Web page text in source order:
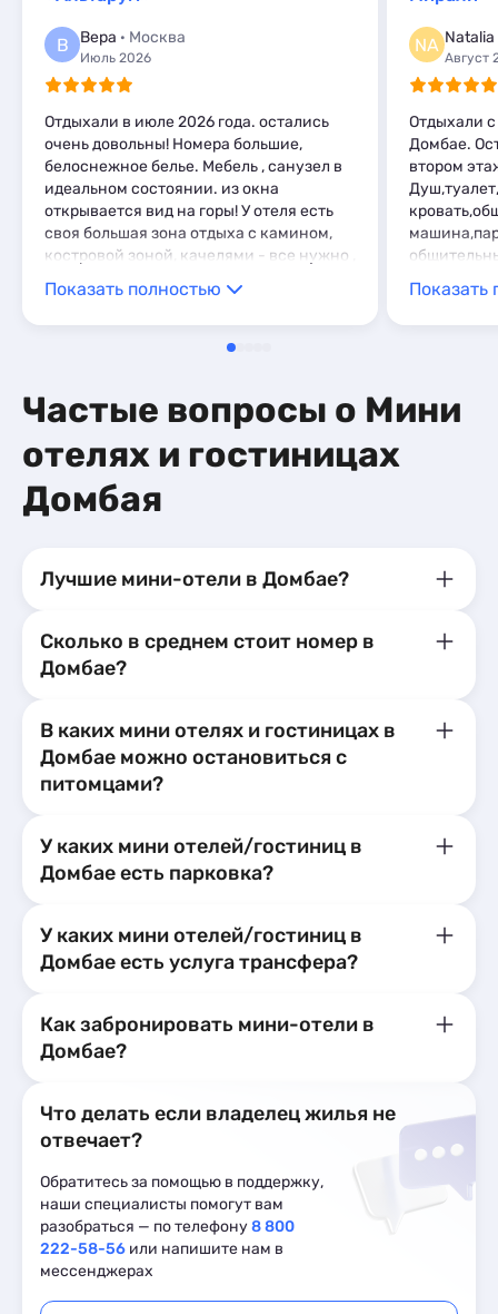
Шале 6
Комнаты 1
Апартаменты
Мини-отели
Кемпинги
Глэмпинги 9
Шале 11
В Вера · Москва
Июль 2026
Отдыхали в июле 2026 года. остались
очень довольны! Номера большие,
белоснежное белье. Мебель , санузел в
идеальном состоянии. из окна
открывается вид на горы! У отеля есть
своя большая зона отдыха с камином,
костровой зоной, качелями - все нужно ,
что бы отдохнуть вечером после долгих
прогулок по горам) в отделе сытные
завтраки и по договоренности ужины.
Отдельное восхищение хозяйке
готовая помочь решить любой вопрос!
великолепная гостиница! очень
рекомендуем!
Показать полностью
NA Natalia
Август
Отдыхали с
Домбае.
втором
Если ещё
Показать
Частые вопросы о Мини
отелях и гостиницах
Домбая
Лучшие мини-отели в Домбае?
Сколько в среднем стоит номер в
Домбае?
В каких мини отелях и гостиницах в
Домбае можно остановиться с
питомцами?
У каких мини отелей/гостиниц в
Домбае есть парковка?
У каких мини отелей/гостиниц в
Домбае есть услуга трансфера?
Как забронировать мини-отели в
Домбае?
Что делать если владелец жилья не
отвечает?
Обратитесь за помощью в поддержку,
наши специалисты помогут вам
разобраться — по телефону8 800
222-58-56 или напишите нам в
мессенджерах